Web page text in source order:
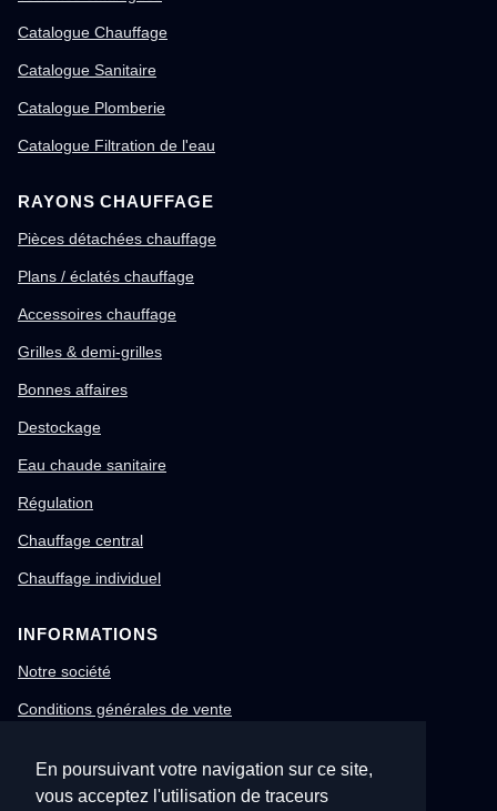
En poursuivant votre navigation sur ce site,
vous acceptez l'utilisation de traceurs
Catalogue Chauffage
Catalogue Sanitaire
Catalogue Plomberie
Catalogue Filtration de l'eau
RAYONS CHAUFFAGE
Pièces détachées chauffage
Plans / éclatés chauffage
Accessoires chauffage
Grilles & demi-grilles
Bonnes affaires
Destockage
Eau chaude sanitaire
Régulation
Chauffage central
Chauffage individuel
INFORMATIONS
Notre société
Conditions générales de vente
Gestion des cookies